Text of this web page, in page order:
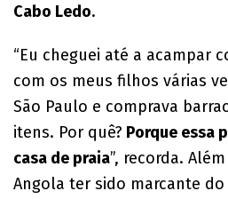
Cabo Ledo.
“Eu cheguei até a acampar
com os meus filhos várias
São Paulo e comprava
itens. Por quê? Porque essa
casa de praia”, recorda.
Angola ter sido marcante